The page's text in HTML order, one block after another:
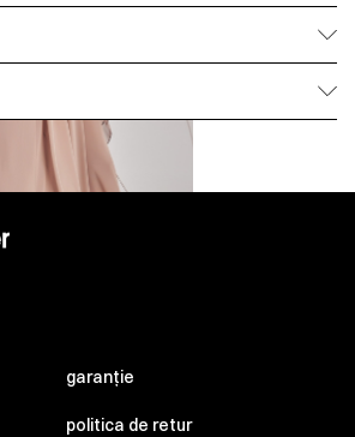
garanție
politica de retur